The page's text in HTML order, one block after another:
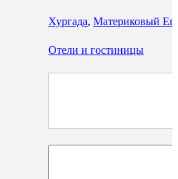
Хургада, Материковый
Отели и гостиницы